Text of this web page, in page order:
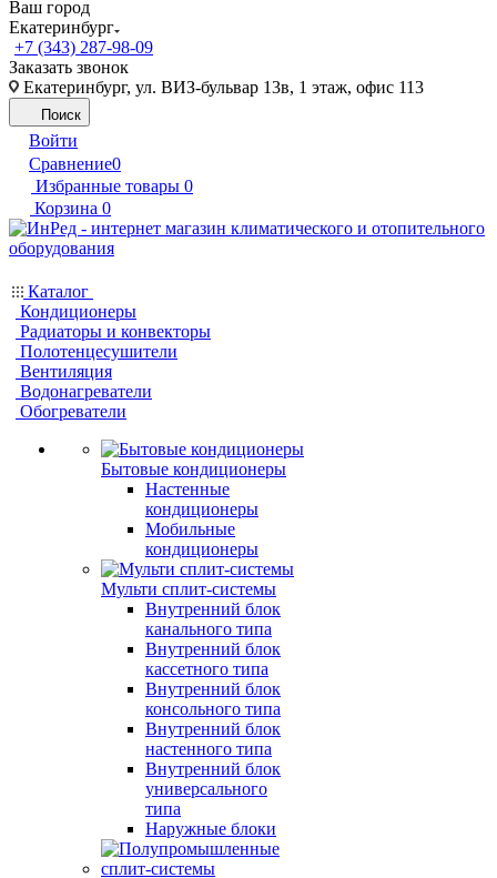
Ваш город
Екатеринбург
+7 (343) 287-98-09
Заказать звонок
Екатеринбург, ул. ВИЗ-бульвар 13в, 1 этаж, офис 113
Поиск
Войти
Сравнение0
Избранные товары 0
Корзина 0
Каталог
Кондиционеры
Радиаторы и конвекторы
Полотенцесушители
Вентиляция
Водонагреватели
Обогреватели
Бытовые кондиционеры
Настенные
кондиционеры
Мобильные
кондиционеры
Мульти сплит-системы
Внутренний блок
канального типа
Внутренний блок
кассетного типа
Внутренний блок
консольного типа
Внутренний блок
настенного типа
Внутренний блок
универсального
типа
Наружные блоки